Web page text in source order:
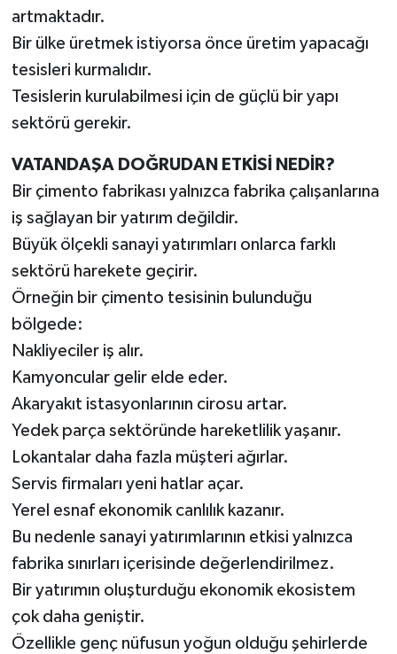
artmaktadır.
Bir ülke üretmek istiyorsa önce üretim yapacağı
tesisleri kurmalıdır.
Tesislerin kurulabilmesi için de güçlü bir yapı
sektörü gerekir.
VATANDAŞA DOĞRUDAN ETKİSİ NEDİR?
Bir çimento fabrikası yalnızca fabrika çalışanlarına
iş sağlayan bir yatırım değildir.
Büyük ölçekli sanayi yatırımları onlarca farklı
sektörü harekete geçirir.
Örneğin bir çimento tesisinin bulunduğu
bölgede:
Nakliyeciler iş alır.
Kamyoncular gelir elde eder.
Akaryakıt istasyonlarının cirosu artar.
Yedek parça sektöründe hareketlilik yaşanır.
Lokantalar daha fazla müşteri ağırlar.
Servis firmaları yeni hatlar açar.
Yerel esnaf ekonomik canlılık kazanır.
Bu nedenle sanayi yatırımlarının etkisi yalnızca
fabrika sınırları içerisinde değerlendirilmez.
Bir yatırımın oluşturduğu ekonomik ekosistem
çok daha geniştir.
Özellikle genç nüfusun yoğun olduğu şehirlerde